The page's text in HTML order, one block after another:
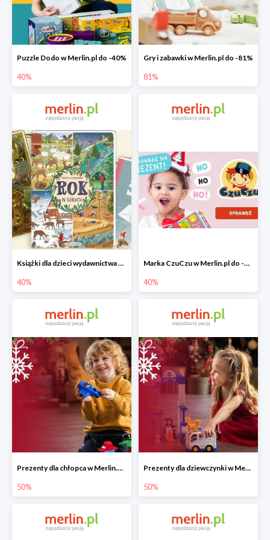
Puzzle Dodo w Merlin.pl do -40%
40%
Gry i zabawki w Merlin.pl do -81%
81%
Książki dla dzieci wydawnictwa Nasza Księgarnia w Merlin.pl do -40%
40%
Marka CzuCzu w Merlin.pl do -40%
40%
Prezenty dla chłopca w Merlin.pl do -50%
50%
Prezenty dla dziewczynki w Merlin.pl do -50%
50%